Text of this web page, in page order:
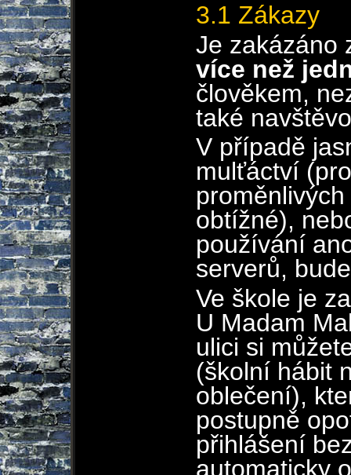
3.1 Zákazy
Je zakázáno
více než
člověkem,
také
V případě
mulťáctví
obtížné),
používání
serverů,
Ve škole je
U Madam
ulici si
(školní hábit
oblečení),
postupně
přihlášení
automaticky